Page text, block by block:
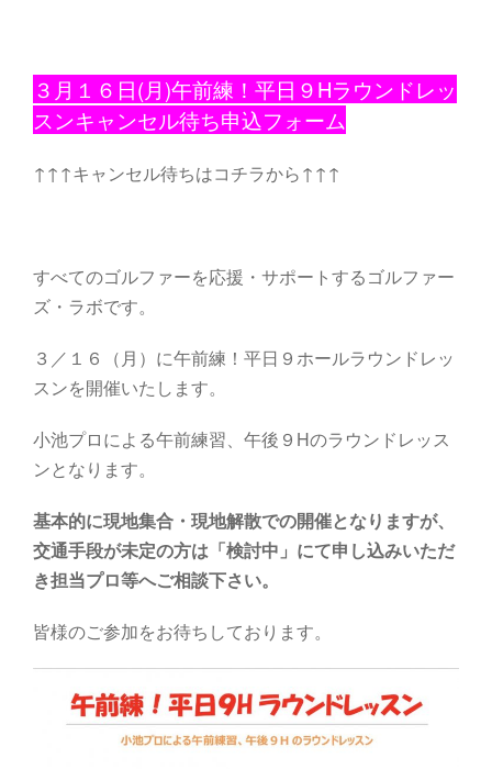
３月１６日(月)午前練！平日９Hラウンドレッ
スンキャンセル待ち申込フォーム
↑↑↑キャンセル待ちはコチラから↑↑↑
すべてのゴルファーを応援・サポートするゴルファー
ズ・ラボです。
３／１６（月）に午前練！平日９ホールラウンドレッ
スンを開催いたします。
小池プロによる午前練習、午後９Hのラウンドレッス
ンとなります。
基本的に現地集合・現地解散での開催となりますが、
交通手段が未定の方は「検討中」にて申し込みいただ
き担当プロ等へご相談下さい。
皆様のご参加をお待ちしております。